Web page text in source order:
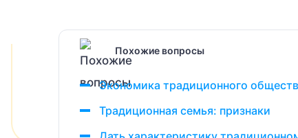
Похожие вопросы
Экономика традиционного
Традиционная семья: признаки